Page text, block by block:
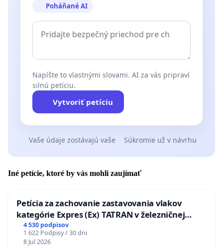
Poháňané AI
Napíšte to vlastnými slovami. AI za vás pripraví
silnú petíciu.
Vytvoriť petíciu
Vaše údaje zostávajú vaše Súkromie už v návrhu
Iné petície, ktoré by vás mohli zaujímať
Petícia za zachovanie zastavovania vlakov
kategórie Expres (Ex) TATRAN v železničnej
stanici Púchov
4 530 podpisov
1 622 Podpisy / 30 dni
8 Jul 2026